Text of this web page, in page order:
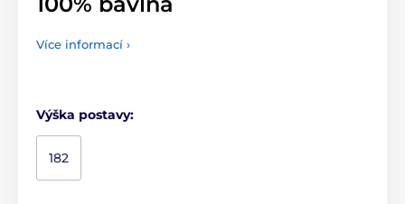
Více informací ›
Výška postavy:
182